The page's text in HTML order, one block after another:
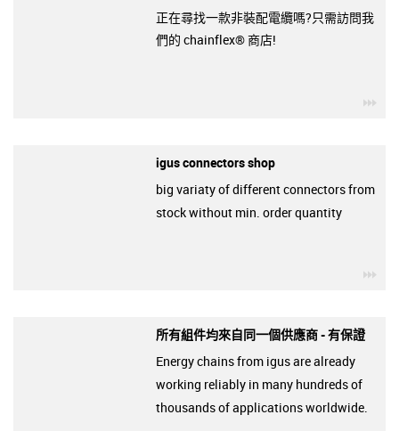
正在尋找一款非裝配電纜嗎?只需訪問我
們的 chainflex® 商店!
igus connectors shop
big variaty of different connectors from
stock without min. order quantity
所有組件均來自同一個供應商 - 有保證
Energy chains from igus are already
working reliably in many hundreds of
thousands of applications worldwide.